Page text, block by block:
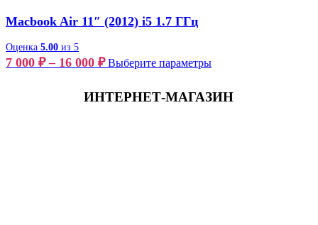
Macbook Air 11″ (2012) i5 1.7 ГГц
Оценка 5.00 из 5
7 000 ₽– 16 000 ₽ Выберите параметры
ИНТЕРНЕТ-МАГАЗИН